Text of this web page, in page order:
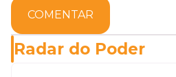
COMENTAR
Radar do Poder